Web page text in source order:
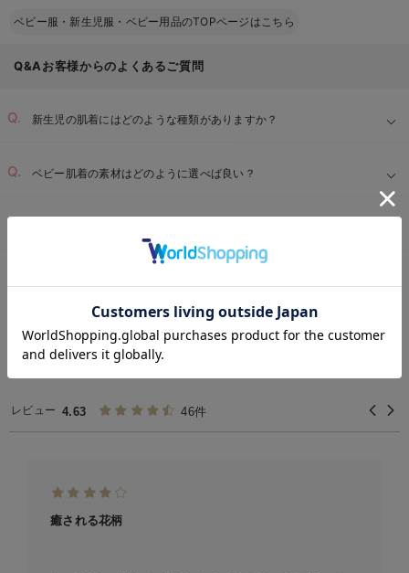
ベビー服・新生児服・ベビー用品のTOPページはこちら
Q&Aお客様からのよくあるご質問
新生児の肌着にはどのような種類がありますか？
ベビー肌着の素材はどのように選べば良い？
お気に入り商品を確認する
REVIEW
コンビ肌着・新生児/ベビー肌着 半袖
の高評価レビュー
レビュー 4.63 46件
癒される花柄